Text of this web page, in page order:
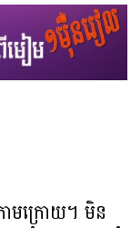
ាមក្រោយ។ មិន